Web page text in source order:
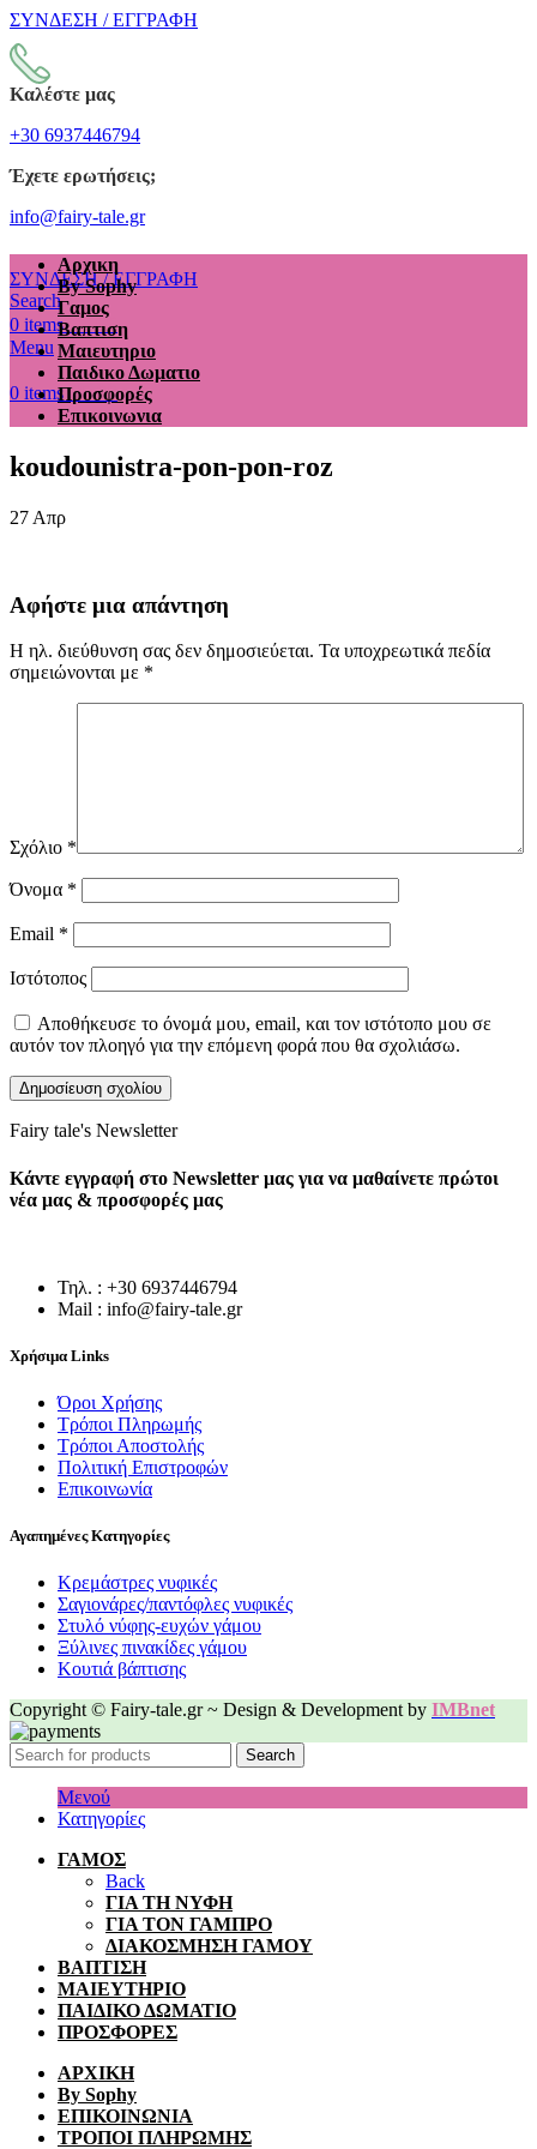
ΣΥΝΔΕΣΗ / ΕΓΓΡΑΦΗ
Καλέστε μας
+30 6937446794
Έχετε ερωτήσεις;
info@fairy-tale.gr
ΣΥΝΔΕΣΗ / ΕΓΓΡΑΦΗ
Search
0 items €0.00
Menu
0 items €0.00
Αρχικη
By Sophy
Γαμος
Βαπτιση
Μαιευτηριο
Παιδικο Δωματιο
Προσφορές
Επικοινωνια
koudounistra-pon-pon-roz
27 Απρ
Αφήστε μια απάντηση
Η ηλ. διεύθυνση σας δεν δημοσιεύεται. Τα υποχρεωτικά πεδία
σημειώνονται με *
Σχόλιο *
Όνομα *
Email *
Ιστότοπος
Αποθήκευσε το όνομά μου, email, και τον ιστότοπο μου σε
αυτόν τον πλοηγό για την επόμενη φορά που θα σχολιάσω.
Fairy tale's Newsletter
Κάντε εγγραφή στο Newsletter μας για να μαθαίνετε πρώτοι
νέα μας & προσφορές μας
Τηλ. : +30 6937446794
Mail : info@fairy-tale.gr
Χρήσιμα Links
Όροι Χρήσης
Τρόποι Πληρωμής
Τρόποι Αποστολής
Πολιτική Επιστροφών
Επικοινωνία
Αγαπημένες Κατηγορίες
Κρεμάστρες νυφικές
Σαγιονάρες/παντόφλες νυφικές
Στυλό νύφης-ευχών γάμου
Ξύλινες πινακίδες γάμου
Κουτιά βάπτισης
Copyright © Fairy-tale.gr ~ Design & Development by IMBnet
Search
Μενού
Κατηγορίες
ΓΑΜΟΣ
Back
ΓΙΑ ΤΗ ΝΥΦΗ
ΓΙΑ ΤΟΝ ΓΑΜΠΡΟ
ΔΙΑΚΟΣΜΗΣΗ ΓΑΜΟΥ
ΒΑΠΤΙΣΗ
ΜΑΙΕΥΤΗΡΙΟ
ΠΑΙΔΙΚΟ ΔΩΜΑΤΙΟ
ΠΡΟΣΦΟΡΕΣ
ΑΡΧΙΚΗ
By Sophy
ΕΠΙΚΟΙΝΩΝΙΑ
ΤΡΟΠΟΙ ΠΛΗΡΩΜΗΣ